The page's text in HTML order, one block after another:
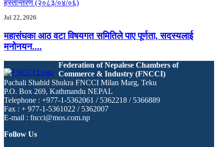
Jul 22, 2026
महासंघका आठ वटा विषयगत समितिले पाए पूर्णता, सदस्यलाई
मनोनयन....
Federation of Nepalese Chambers of
Commerce & Industry (FNCCI)
Pachali Shahid Shukra FNCCI Milan Marg, Teku
P.O. Box 269, Kathmandu NEPAL
Telephone : +977-1-5362061 / 5362218 / 5366889
Fax : + 977-1-5361022 / 5362007
E-mail : fncci@mos.com.np
Follow Us